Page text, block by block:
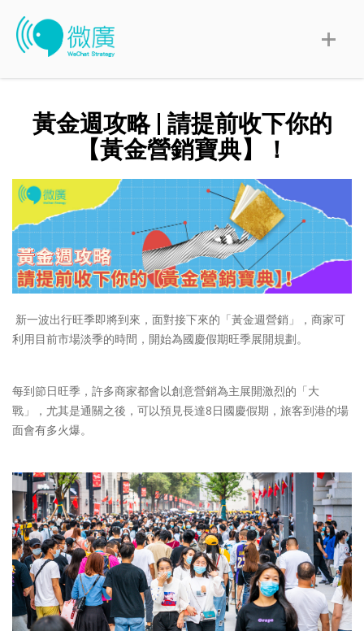
黃金週攻略 | 請提前收下你的
【黃金營銷寶典】！
新一波出行旺季即將到來，面對接下來的「黃金週營銷」，商家可
利用目前市場淡季的時間，開始為國慶假期旺季展開規劃。
每到節日旺季，許多商家都會以創意營銷為主展開激烈的「大
戰」，尤其是通關之後，可以預見長達8日國慶假期，旅客到港的場
面會有多火爆。